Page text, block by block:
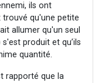
ils ont
qu'une petite
allumer qu'un seul
produit et qu’ils
quantité.
rapporté que la